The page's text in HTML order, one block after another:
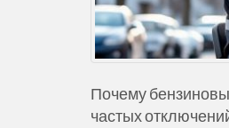
Почему
частых